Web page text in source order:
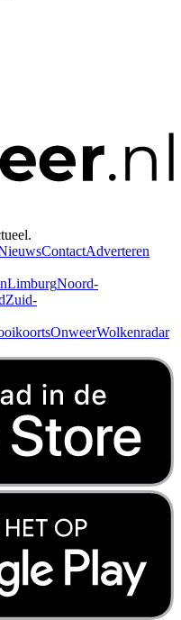
ContactAdverteren
LimburgNoord-
Zuid-
OnweerWolkenradar